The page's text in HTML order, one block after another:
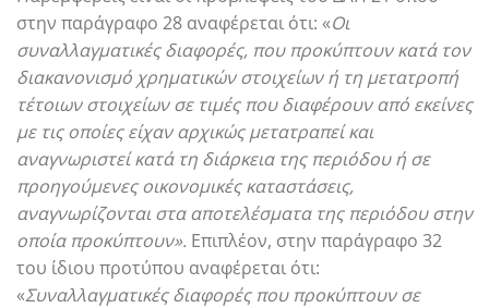
στην παράγραφο 28 αναφέρεται ότι: «Οι
συναλλαγματικές διαφορές, που προκύπτουν κατά τον
διακανονισμό χρηματικών στοιχείων ή τη μετατροπή
τέτοιων στοιχείων σε τιμές που διαφέρουν από εκείνες
με τις οποίες είχαν αρχικώς μετατραπεί και
αναγνωριστεί κατά τη διάρκεια της περιόδου ή σε
προηγούμενες οικονομικές καταστάσεις,
αναγνωρίζονται στα αποτελέσματα της περιόδου στην
οποία προκύπτουν». Επιπλέον, στην παράγραφο 32
του ίδιου προτύπου αναφέρεται ότι:
«Συναλλαγματικές διαφορές που προκύπτουν σε